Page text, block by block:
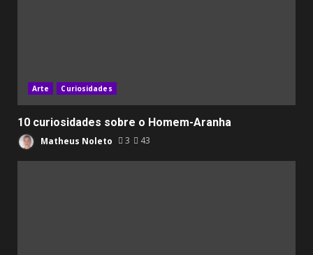
Arte Curiosidades
10 curiosidades sobre o Homem-Aranha
Matheus Noleto 3 43